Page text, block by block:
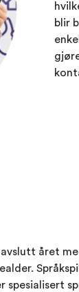
blir
året
spesialisert